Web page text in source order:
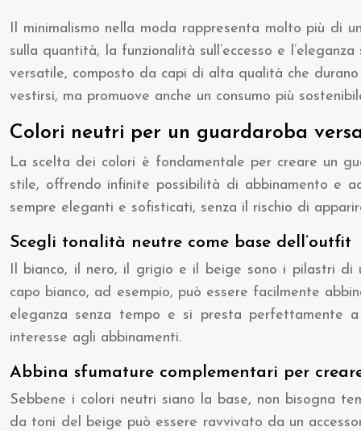
Il minimalismo nella moda rappresenta molto più di
sulla quantità, la funzionalità sull’eccesso e
versatile, composto da capi di alta qualità che
vestirsi, ma promuove anche un consumo più
Colori neutri per un guardaroba
La scelta dei colori è fondamentale per creare un
stile, offrendo infinite possibilità di abbinamento e
sempre eleganti e sofisticati, senza il rischio di
Scegli tonalità neutre come base dell’outfit
Il bianco, il nero, il grigio e il beige sono i pilastri di
capo bianco, ad esempio, può essere facilmente
eleganza senza tempo e si presta perfettamente
interesse agli abbinamenti.
Abbina sfumature complementari per
Sebbene i colori neutri siano la base, non bisogna
da toni del beige può essere ravvivato da un